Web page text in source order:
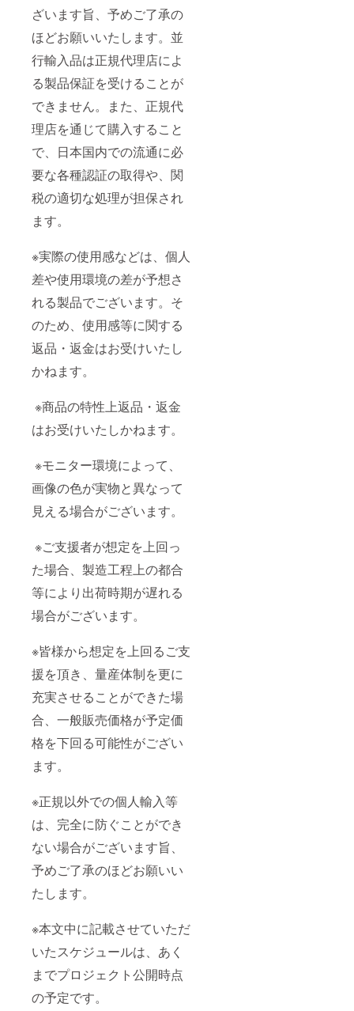
ざいます旨、予めご了承の
ほどお願いいたします。並
行輸入品は正規代理店によ
る製品保証を受けることが
できません。また、正規代
理店を通じて購入すること
で、日本国内での流通に必
要な各種認証の取得や、関
税の適切な処理が担保され
ます。
※実際の使用感などは、個人
差や使用環境の差が予想さ
れる製品でございます。そ
のため、使用感等に関する
返品・返金はお受けいたし
かねます。
※商品の特性上返品・返金
はお受けいたしかねます。
※モニター環境によって、
画像の色が実物と異なって
見える場合がございます。
※ご支援者が想定を上回っ
た場合、製造工程上の都合
等により出荷時期が遅れる
場合がございます。
※皆様から想定を上回るご支
援を頂き、量産体制を更に
充実させることができた場
合、一般販売価格が予定価
格を下回る可能性がござい
ます。
※正規以外での個人輸入等
は、完全に防ぐことができ
ない場合がございます旨、
予めご了承のほどお願いい
たします。
※本文中に記載させていただ
いたスケジュールは、あく
までプロジェクト公開時点
の予定です。